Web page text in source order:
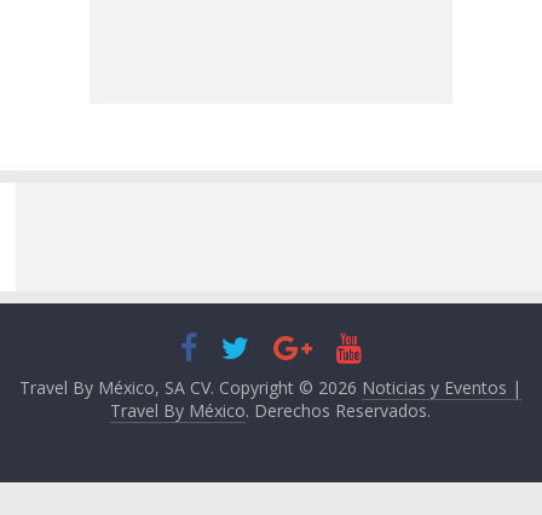
Travel By México, SA CV. Copyright © 2026 Noticias y Eventos |
Travel By México. Derechos Reservados.